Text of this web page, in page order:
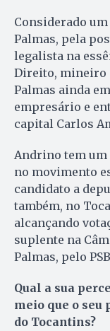
Considerado
Palmas, pela
legalista na
Direito, mineiro
Palmas ainda
empresário e
capital Carlos
Andrino tem
no movimento
candidato a
também, no
alcançando
suplente na
Palmas, pelo
Qual a sua
meio que o seu
do Tocantins?